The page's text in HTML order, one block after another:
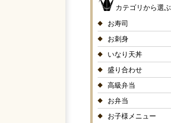
カテゴリから選ぶ
お寿司
お刺身
いなり天丼
盛り合わせ
高級弁当
お弁当
お子様メニュー